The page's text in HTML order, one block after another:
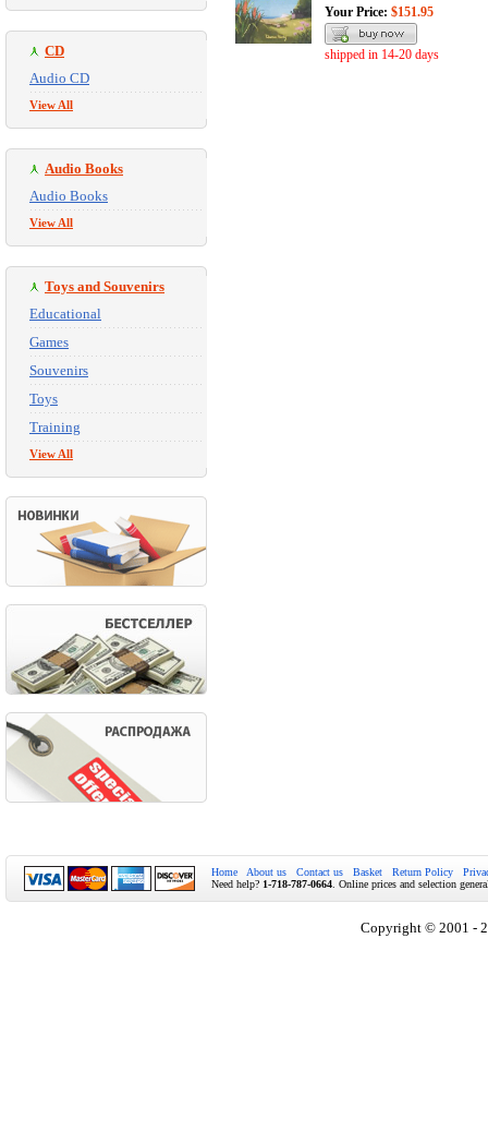
CD
Audio CD
View All
Audio Books
Audio Books
View All
Toys and Souvenirs
Educational
Games
Souvenirs
Toys
Training
View All
Your Price: $151.95
shipped in 14-20 days
Home About us Contact us Basket Return Policy
Need help? 1-718-787-0664 . Online prices and selection
Copyright © 2001 -